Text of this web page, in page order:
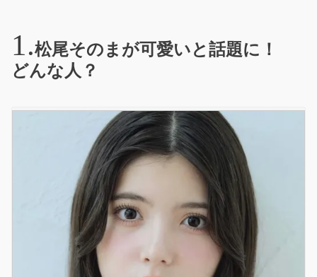
松尾そのまが可愛いと話題に！
どんな人？